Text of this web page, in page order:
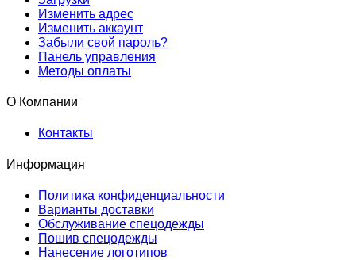
Изменить адрес
Изменить аккаунт
Забыли свой пароль?
Панель управления
Методы оплаты
О Компании
Контакты
Информация
Политика конфиденциальности
Варианты доставки
Обслуживание спецодежды
Пошив спецодежды
Нанесение логотипов